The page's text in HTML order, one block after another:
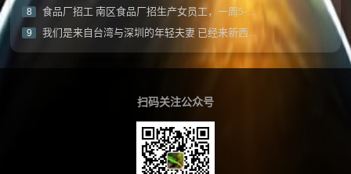
8 食品厂招工 南区食品厂招生产女员工，一周5-...
9 我们是来自台湾与深圳的年轻夫妻 已经来新西...
扫码关注公众号